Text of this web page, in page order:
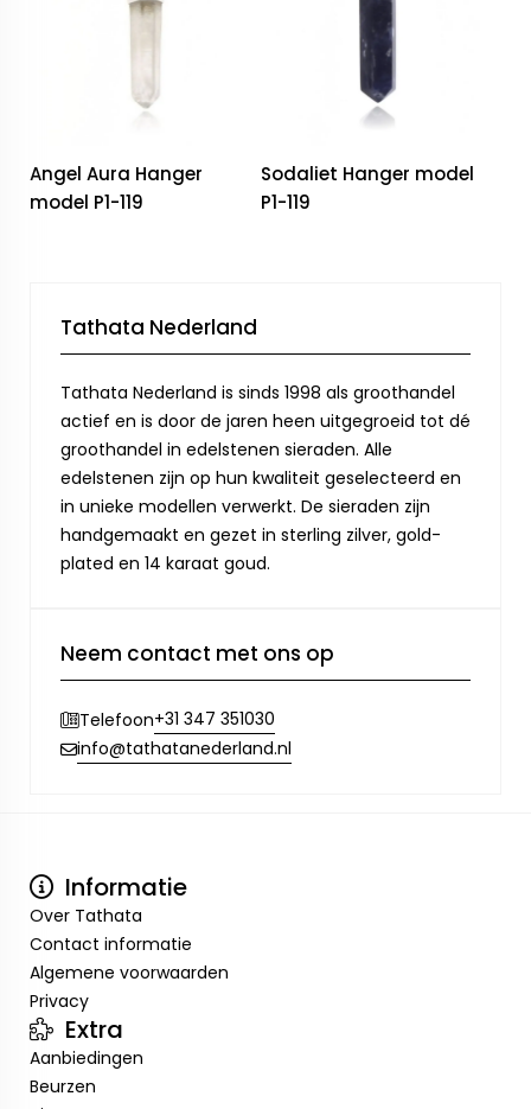
Angel Aura Hanger
model P1-119
Sodaliet Hanger model
P1-119
Tathata Nederland
Tathata Nederland is sinds 1998 als groothandel
actief en is door de jaren heen uitgegroeid tot dé
groothandel in edelstenen sieraden. Alle
edelstenen zijn op hun kwaliteit geselecteerd en
in unieke modellen verwerkt. De sieraden zijn
handgemaakt en gezet in sterling zilver, gold-
plated en 14 karaat goud.
Neem contact met ons op
Telefoon+31 347 351030
info@tathatanederland.nl
Informatie
Over Tathata
Contact informatie
Algemene voorwaarden
Privacy
Extra
Aanbiedingen
Beurzen